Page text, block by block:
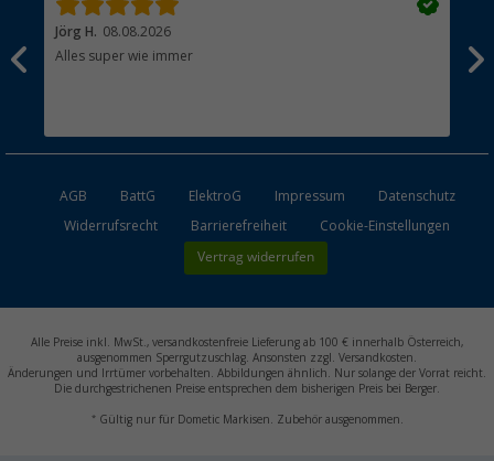
Jörg H. 08.08.2026
Alles super wie immer
AGB BattG ElektroG Impressum
Datenschutz
Widerrufsrecht
Barrierefreiheit Cookie-Einstellungen
Vertrag widerrufen
Alle Preise inkl. MwSt., versandkostenfreie Lieferung ab 100 € innerhalb Österreich,
ausgenommen Sperrgutzuschlag. Ansonsten zzgl. Versandkosten.
Änderungen und Irrtümer vorbehalten. Abbildungen ähnlich. Nur solange der Vorrat reicht.
Die durchgestrichenen Preise entsprechen dem bisherigen Preis bei Berger.
*Gültig nur für Dometic Markisen. Zubehör ausgenommen.